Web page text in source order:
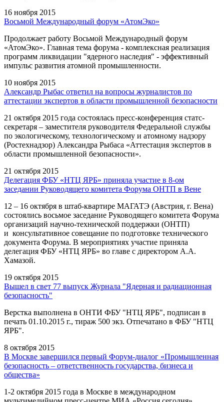
16 ноября 2015
Восьмой Международный форум «АтомЭко»
Продолжает работу Восьмой Международный форум
«АтомЭко». Главная тема форума - комплексная реализация
программ ликвидации "ядерного наследия" - эффективный
импульс развития атомной промышленности.
10 ноября 2015
Александр Рыбас ответил на вопросы журналистов по
аттестации экспертов в области промышленной безопасности
21 октября 2015 года состоялась пресс-конференция статс-
секретаря – заместителя руководителя Федеральной службы
по экологическому, технологическому и атомному надзору
(Ростехнадзор) Александра Рыбаса «Аттестация экспертов в
области промышленной безопасности».
21 октября 2015
Делегация ФБУ «НТЦ ЯРБ» приняла участие в 8-ом
заседании Руководящего комитета Форума ОНТП в Вене
12 – 16 октября в штаб-квартире МАГАТЭ (Австрия, г. Вена)
состоялись восьмое заседание Руководящего комитета Форума
организаций научно-технической поддержки (ОНТП)
и консультативное совещание по подготовке технического
документа Форума. В мероприятиях участие приняла
делегация ФБУ «НТЦ ЯРБ» во главе с директором А.А.
Хамазой.
19 октября 2015
Вышел в свет 77 выпуск Журнала "Ядерная и радиационная
безопасность"
Верстка выполнена в ОНТИ ФБУ "НТЦ ЯРБ", подписан в
печать 01.10.2015 г., тираж 500 экз. Отпечатано в ФБУ "НТЦ
ЯРБ".
8 октября 2015
В Москве завершился первый Форум-диалог «Промышленная
безопасность – ответственность государства, бизнеса и
общества»
1-2 октября 2015 года в Москве в международном